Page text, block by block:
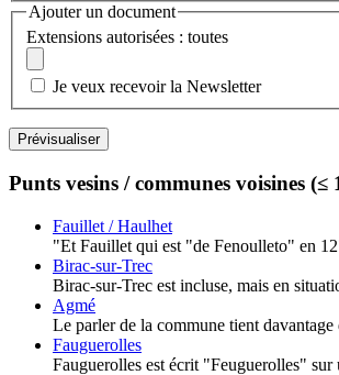
Ajouter un document
Extensions autorisées : toutes
Je veux recevoir la Newsletter
Punts vesins / communes voisines (≤
Fauillet / Haulhet
"Et Fauillet qui est "de Fenoulleto" en
Birac-sur-Trec
Birac-sur-Trec est incluse, mais en
Agmé
Le parler de la commune tient
Fauguerolles
Fauguerolles est écrit "Feuguerolles"